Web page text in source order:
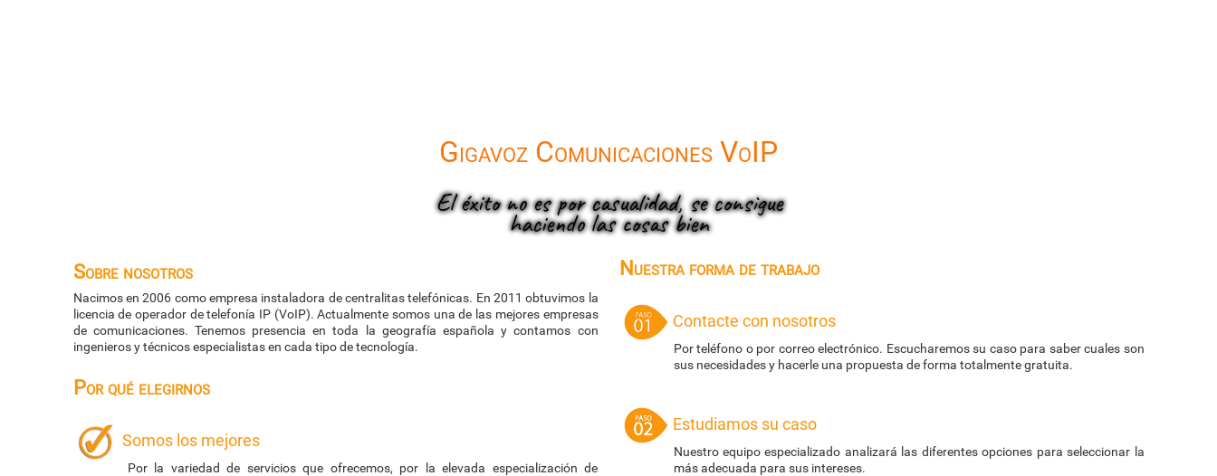
Gigavoz Comunicaciones VoIP
El éxito no es por casualidad, se consigue
haciendo las cosas bien
Sobre nosotros
Nacimos en 2006 como empresa instaladora de centralitas telefónicas. En 2011 obtuvimos la
licencia de operador de telefonía IP (VoIP). Actualmente somos una de las mejores empresas
de comunicaciones. Tenemos presencia en toda la geografía española y contamos con
ingenieros y técnicos especialistas en cada tipo de tecnología.
Por qué elegirnos
Somos los mejores
Por la variedad de servicios que ofrecemos, por la elevada especialización de
Nuestra forma de trabajo
Contacte con nosotros
Por teléfono o por correo electrónico. Escucharemos su caso para saber cuales son
sus necesidades y hacerle una propuesta de forma totalmente gratuita.
Estudiamos su caso
Nuestro equipo especializado analizará las diferentes opciones para seleccionar la
más adecuada para sus intereses.